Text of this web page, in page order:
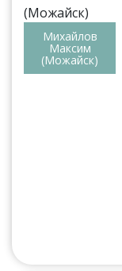
Михайлов
Максим
(Можайск)